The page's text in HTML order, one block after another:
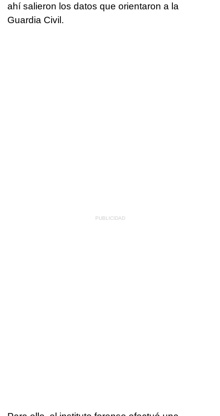
ahí salieron los datos que orientaron a la
Guardia Civil.